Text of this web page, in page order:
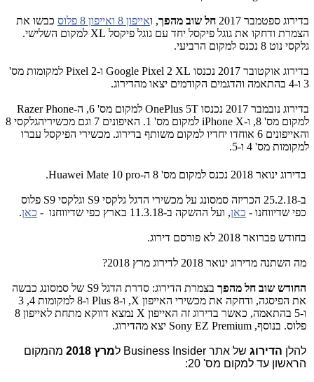
בדירוג ספטמבר 2017 חל שוב מהפך, ואייפון 8 ואייפון 8 פלוס
כבשו את
הצמרת ודחקו את גוגל פיקסל יחד עם גוגל פיקסל XL למקום השלישי.
גלקסי נוט 8 נכנס למקום הרביעי.
בדירוג אוקטובר 2017 נכנסו Google Pixel 2 XL ו-Pixel 2 למקומות מס'
3 ו-4 בהתאמה והדגמים הקודמים יצאו מהדירוג.
בדירוג נובמבר 2017 נכנסו OnePlus 5T למקום מס' 6, ה-Razer Phone
למקום מס' 8, ו-iPhone X למקום מס' 1. האיפונים 7 וגם מכשיריהגלקסי 8
והאייפונים 6 אוחדו יחדיו למקום משותף בדירוג. מכשירי הפיקסל עברו
למקומות מס' 4 ו-5.
בדירוג ינואר 2018 נכנס למקום מס' 8 ה-Huawei Mate 10 pro.
ב-25.2.18 הכריזה סמסונג על מכשירי הדגל גלקסי S9 וגלקסי S9 פלוס
כפי שדיווחנו - כאן, ועל ההשקה ב-11.3.18 בארץ כפי שדיווחנו - כאן.
בחודש פברואר 2018 לא פורסם דירוג.
מה השתנה מדירוג ינואר 2018 לדירוג מרץ 2018?
החודש שוב חל מהפך
בצמרת הדירוג: סדרת הדגל S9 של סמסונג כבשה
את הפיסגה, ודחקה את מכשירי האייפון X, ו-8 Plus ו-8 למקומות 4, 3
ו-5 בהתאמה, כאשר בדירוג זה האייפון X נמצא דווקא מתחת לאייפון 8
פלוס. בנוסף, Sony EZ Premium יצא מהדירוג.
להלן הדירוג של אתר Business Insider ל מרץ 2018
מהמקום
הראשון עד למקום מס' 20: